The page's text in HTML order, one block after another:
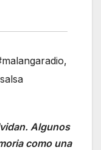
,
Algunos
como una